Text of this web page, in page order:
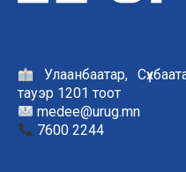
Улаанбаатар,
тауэр 1201 тоот
medee@urug.mn
7600 2244